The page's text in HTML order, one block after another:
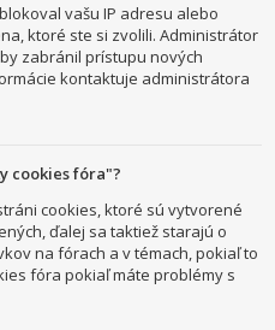
vašu IP adresu alebo
ktoré ste si zvolili. Administrátor
zabránil prístupu nových
kontaktuje administrátora
cookies fóra"?
cookies, ktoré sú vytvorené
ďalej sa taktiež starajú o
na fórach a v témach, pokiaľ to
fóra pokiaľ máte problémy s